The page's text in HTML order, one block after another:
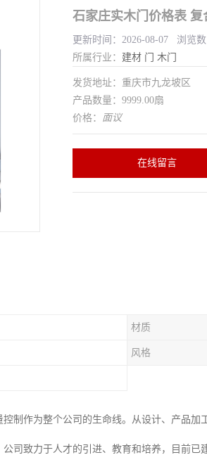
石家庄实木门价格表 复
更新时间：2026-08-07 浏览数
所属行业： 建材 门 木门
发货地址：重庆市九龙坡区
产品数量：9999.00扇
价格： 面议
在线留言
材质
风格
制作为整个公司的生命线。从设计、产品
司致力于人才的引进、教育和培养，目前